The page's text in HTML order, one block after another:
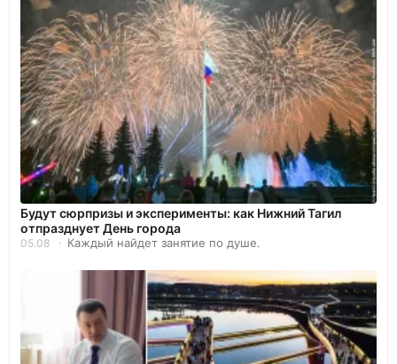
Будут сюрпризы и эксперименты: как Нижний Тагил
отпразднует День города
05.08 Каждый найдет занятие по душе.